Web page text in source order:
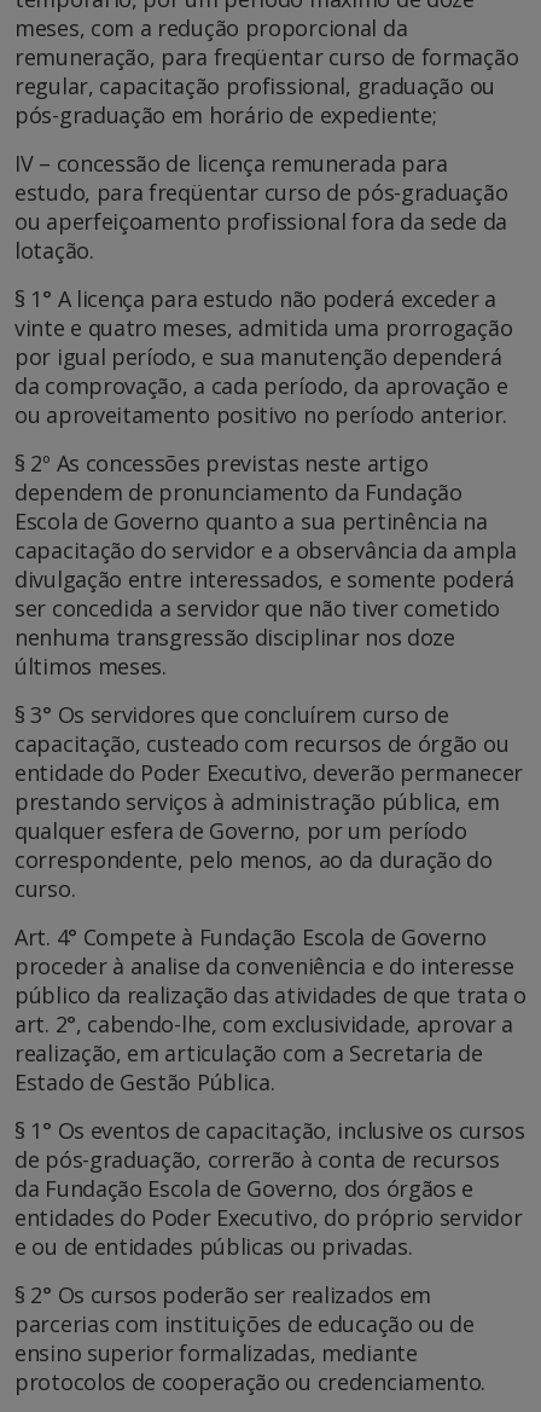
meses, com a redução proporcional da
remuneração, para freqüentar curso de formação
regular, capacitação profissional, graduação ou
pós-graduação em horário de expediente;
IV – concessão de licença remunerada para
estudo, para freqüentar curso de pós-graduação
ou aperfeiçoamento profissional fora da sede da
lotação.
§ 1° A licença para estudo não poderá exceder a
vinte e quatro meses, admitida uma prorrogação
por igual período, e sua manutenção dependerá
da comprovação, a cada período, da aprovação e
ou aproveitamento positivo no período anterior.
§ 2º As concessões previstas neste artigo
dependem de pronunciamento da Fundação
Escola de Governo quanto a sua pertinência na
capacitação do servidor e a observância da ampla
divulgação entre interessados, e somente poderá
ser concedida a servidor que não tiver cometido
nenhuma transgressão disciplinar nos doze
últimos meses.
§ 3° Os servidores que concluírem curso de
capacitação, custeado com recursos de órgão ou
entidade do Poder Executivo, deverão permanecer
prestando serviços à administração pública, em
qualquer esfera de Governo, por um período
correspondente, pelo menos, ao da duração do
curso.
Art. 4° Compete à Fundação Escola de Governo
proceder à analise da conveniência e do interesse
público da realização das atividades de que trata o
art. 2°, cabendo-lhe, com exclusividade, aprovar a
realização, em articulação com a Secretaria de
Estado de Gestão Pública.
§ 1° Os eventos de capacitação, inclusive os cursos
de pós-graduação, correrão à conta de recursos
da Fundação Escola de Governo, dos órgãos e
entidades do Poder Executivo, do próprio servidor
e ou de entidades públicas ou privadas.
§ 2° Os cursos poderão ser realizados em
parcerias com instituições de educação ou de
ensino superior formalizadas, mediante
protocolos de cooperação ou credenciamento.